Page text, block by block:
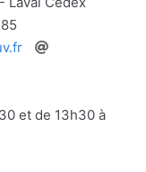
et de 13h30 à